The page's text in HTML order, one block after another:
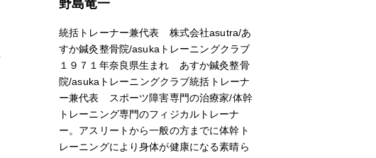
野島竜一
統括トレーナー兼代表 株式会社asutra/あ
すか鍼灸整骨院/asukaトレーニングクラブ
１９７１年奈良県生まれ あすか鍼灸整骨
院/asukaトレーニングクラブ統括トレーナ
ー兼代表 スポーツ障害専門の治療家/体幹
トレーニング専門のフィジカルトレーナ
ー。アスリートから一般の方までに体幹ト
レーニングにより身体が健康になる素晴ら